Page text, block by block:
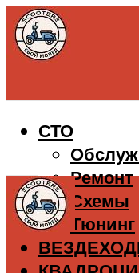
СТО
Ремонт
Схемы
Тюнинг